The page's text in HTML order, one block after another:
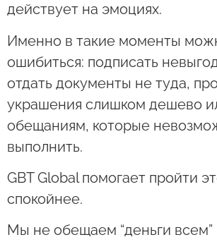
действует на эмоциях.
Именно в такие моменты
ошибиться: подписать
отдать документы не туда,
украшения слишком дешево
обещаниям, которые
выполнить.
GBT Global помогает пройти
спокойнее.
Мы не обещаем “деньги всем”